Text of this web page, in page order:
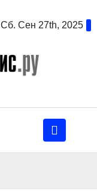
Сб. Сен 27th, 2025